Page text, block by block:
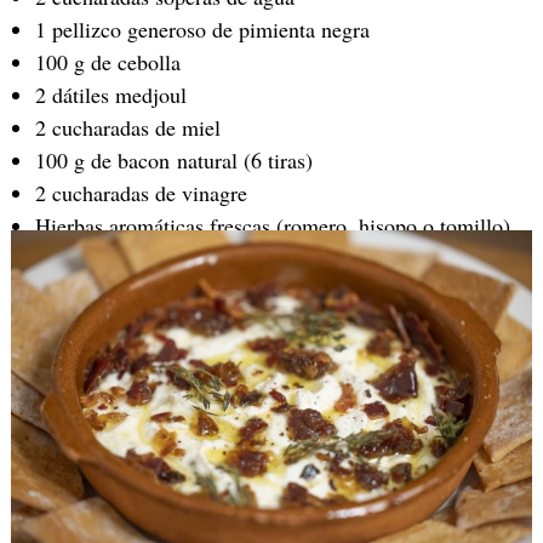
1 pellizco generoso de pimienta negra
100 g de cebolla
2 dátiles medjoul
2 cucharadas de miel
100 g de bacon natural (6 tiras)
2 cucharadas de vinagre
Hierbas aromáticas frescas (romero, hisopo o tomillo)